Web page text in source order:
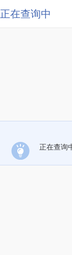
正在查询中
正在查询